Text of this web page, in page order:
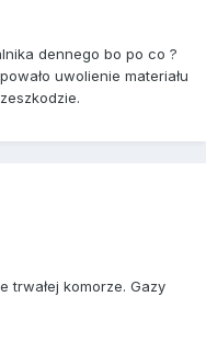
dennego bo po co ?
uwolienie materiału
trwałej komorze. Gazy